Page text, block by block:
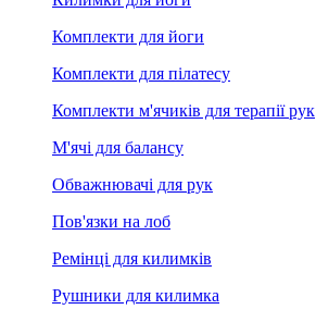
Комплекти для йоги
Комплекти для пілатесу
Комплекти м'ячиків для терапії рук
М'ячі для балансу
Обважнювачі для рук
Пов'язки на лоб
Ремінці для килимків
Рушники для килимка